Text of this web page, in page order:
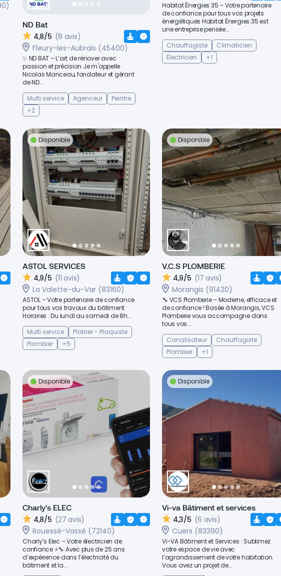
ND Bat
4,8/5 (8 avis)
Fleury-les-Aubrais (45400)
✨ ND BAT – L’art de rénover avec
passion et précision Je m'appelle
Nicolas Manceau, fondateur et gérant
de ND...
Multi service
Agenceur
Peintre
+2
Habitat Énergies 35 – Votre partenaire
de confiance pour tous vos projets
énergétiques Habitat Énergies 35 est
une entreprise pensée...
Chauffagiste
Climaticien
Électricien
+1
Disponible
ASTOL SERVICES
4,9/5 (11 avis)
La Valette-du-Var (83160)
ASTOL – Votre partenaire de confiance
pour tous vos travaux du bâtiment
Horaires : Du lundi au samedi de 8h...
Multi service
Platrier - Plaquiste
Plombier
+5
Disponible
V.C.S PLOMBERIE
4,9/5 (17 avis)
Morangis (91420)
🔧 VCS Plomberie – Moderne, efficace et
de confiance ! Basée à Morangis, VCS
Plomberie vous accompagne dans
tous vos...
Canalisateur
Chauffagiste
Plombier
+1
Disponible
Charly's ELEC
4,8/5 (27 avis)
Rouessé-Vassé (72140)
Charly’s Elec – Votre électricien de
confiance ⚡🔧 Avec plus de 25 ans
d’expérience dans l’électricité du
bâtiment et la...
Disponible
Vi-va Bâtiment et services
4,3/5 (6 avis)
Cuers (83390)
Vi-VA Bâtiment et Services : Sublimez
votre espace de vie avec
l’agrandissement de votre habitation.
Vous avez un projet de...